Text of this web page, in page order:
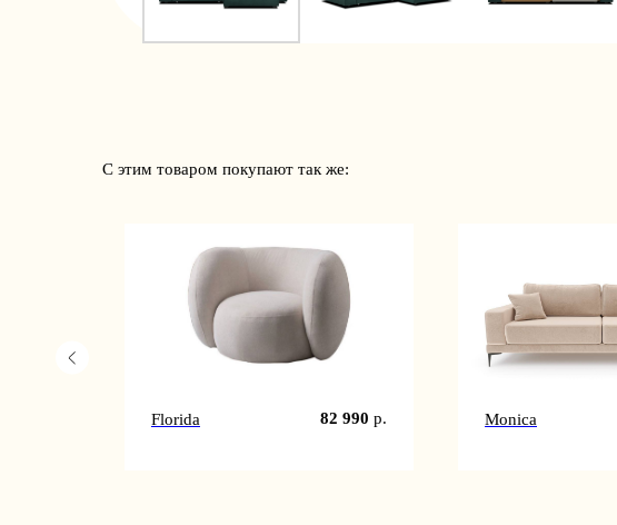
С этим товаром покупают так же:
Florida 82 990 р. Monica